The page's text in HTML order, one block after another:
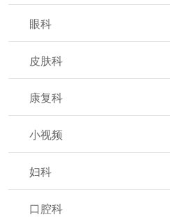
眼科
皮肤科
康复科
小视频
妇科
口腔科